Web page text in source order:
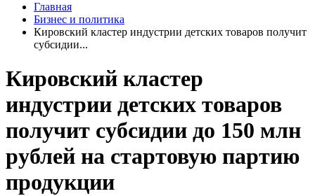
Главная
Бизнес и политика
Кировский кластер индустрии детских товаров получит
субсидии...
Кировский кластер
индустрии детских товаров
получит субсидии до 150 млн
рублей на стартовую партию
продукции